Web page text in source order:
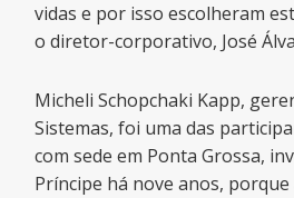
vidas e por isso escolheram
o diretor-corporativo, José
Micheli Schopchaki Kapp,
Sistemas, foi uma das
com sede em Ponta Grossa,
Príncipe há nove anos,